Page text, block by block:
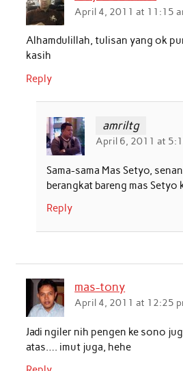
April 4, 2011 at 11:15
Alhamdulillah, tulisan yang ok
kasih
Reply
amriltg
April 6, 2011 at
Sama-sama Mas Setyo,
berangkat bareng mas Setyo
Reply
mas-tony
April 4, 2011 at 12:25
Jadi ngiler nih pengen ke sono
atas…. imut juga, hehe